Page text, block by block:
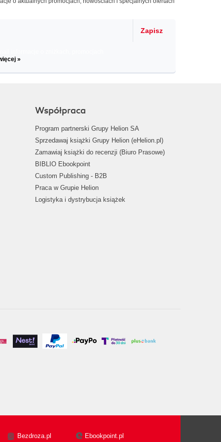
Zapisz
»
Współpraca
Program partnerski Grupy Helion SA
Sprzedawaj książki Grupy Helion (eHelion.pl)
Zamawiaj książki do recenzji (Biuro Prasowe)
BIBLIO Ebookpoint
Custom Publishing - B2B
Praca w Grupie Helion
Logistyka i dystrybucja książek
Bezdroza.pl Ebookpoint.pl